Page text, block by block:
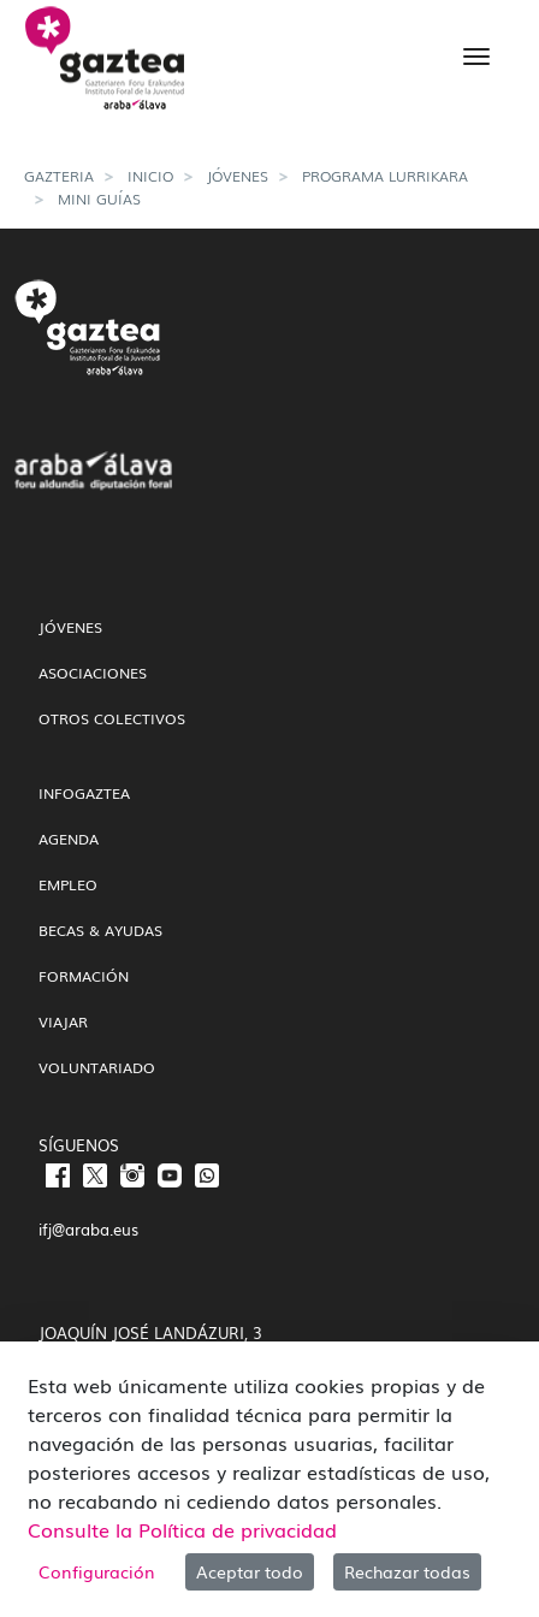
Saltar al contenido principal
Detalle guias - gazteria
GAZTERIA INICIO JÓVENES
PROGRAMA LURRIKARA
MINI GUÍAS
JÓVENES
ASOCIACIONES
OTROS COLECTIVOS
INFOGAZTEA
AGENDA
EMPLEO
BECAS & AYUDAS
FORMACIÓN
VIAJAR
VOLUNTARIADO
SÍGUENOS
ifj@araba.eus
JOAQUÍN JOSÉ LANDÁZURI, 3
01008 VITORIA-GASTEIZ
POLÍTICA DE COOKIES Y PRIVACIDAD
CANAL DE DENUNCIAS
Esta web únicamente utiliza cookies propias y de
terceros con finalidad técnica para permitir la
navegación de las personas usuarias, facilitar
posteriores accesos y realizar estadísticas de uso,
no recabando ni cediendo datos personales.
Consulte la Política de privacidad
Configuración Aceptar todo Rechazar todas